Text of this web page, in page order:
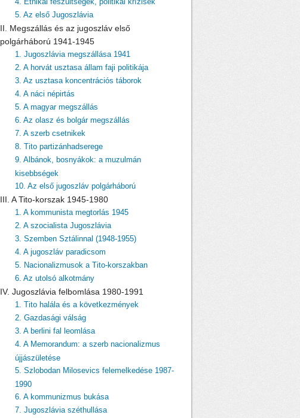
5. Az első Jugoszlávia
II. Megszállás és az jugoszláv első
polgárháború 1941-1945
1. Jugoszlávia megszállása 1941
2. A horvát usztasa állam faji politikája
3. Az usztasa koncentrációs táborok
4. A náci népirtás
5. A magyar megszállás
6. Az olasz és bolgár megszállás
7. A szerb csetnikek
8. Tito partizánhadserege
9. Albánok, bosnyákok: a muzulmán
kisebbségek
10. Az első jugoszláv polgárháború
III. A Tito-korszak 1945-1980
1. A kommunista megtorlás 1945
2. A szocialista Jugoszlávia
3. Szemben Sztálinnal (1948-1955)
4. A jugoszláv paradicsom
5. Nacionalizmusok a Tito-korszakban
6. Az utolsó alkotmány
IV. Jugoszlávia felbomlása 1980-1991
1. Tito halála és a következmények
2. Gazdasági válság
3. A berlini fal leomlása
4. A Memorandum: a szerb nacionalizmus
újjászületése
5. Szlobodan Milosevics felemelkedése 1987-
1990
6. A kommunizmus bukása
7. Jugoszlávia széthullása